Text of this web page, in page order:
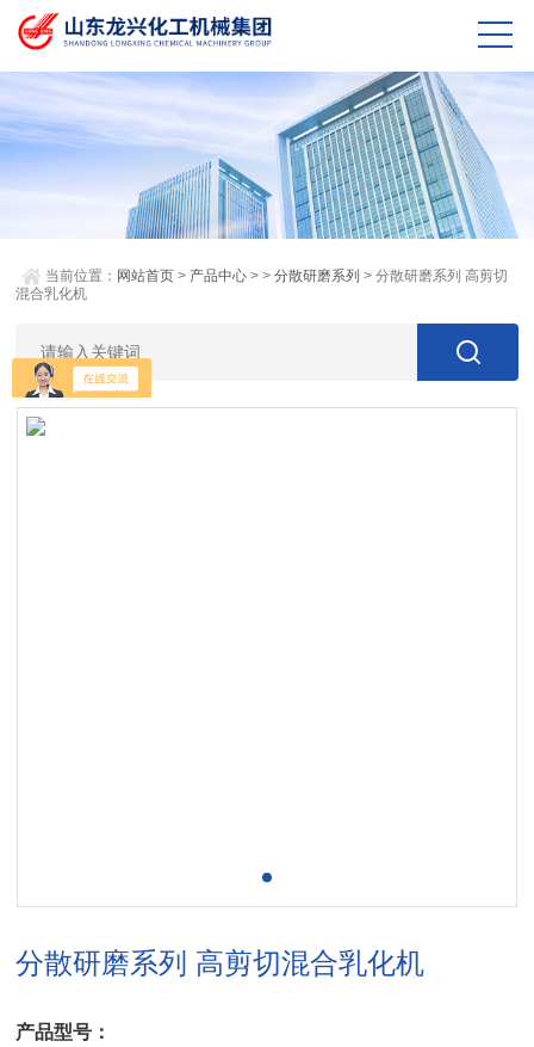
当前位置： 网站首页 > 产品中心 > >分散研磨系列 > 分散研磨系列 高剪切
混合乳化机
分散研磨系列 高剪切混合乳化机
产品型号：